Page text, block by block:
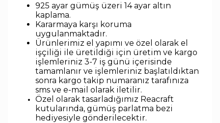
925 ayar gümüş üzeri 14 ayar altın
kaplama.
Kararmaya karşı koruma
uygulanmaktadır.
Ürünlerimiz el yapımı ve özel olarak el
işçiliği ile üretildiği için üretim ve kargo
işlemleriniz 3-7 iş günü içerisinde
tamamlanır ve işlemleriniz başlatıldıktan
sonra kargo takip numaranız tarafınıza
sms ve e-mail olarak iletilir.
Özel olarak tasarladığımız Reacraft
kutularında, gümüş parlatma bezi
hediyesiyle gönderilecektir.